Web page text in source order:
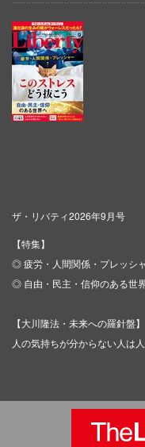
ザ・リバティ2026年9月号
【特集】
◎ 疲労・人間関係・プレッシ
◎ 自由・民主・信仰のある世
【大川隆法・未来への羅針盤】
人の気持ちが分からない人は